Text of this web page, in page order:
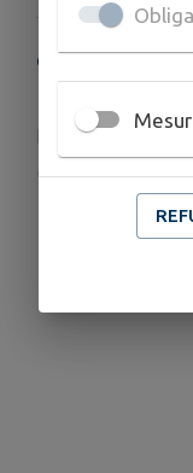
COORDONNÉES
www.reseau-